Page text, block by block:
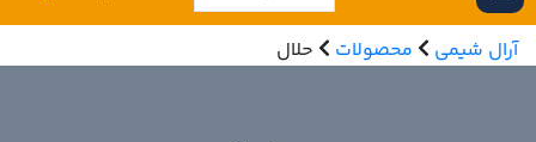
آرال شیمی محصولات حلال